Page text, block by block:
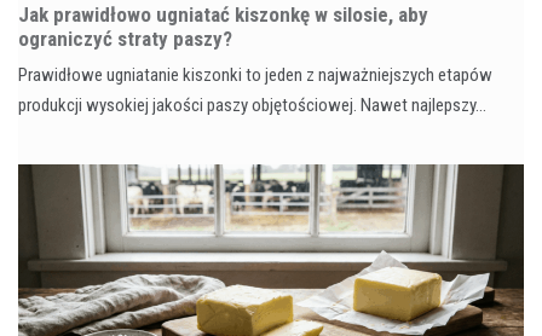
Jak prawidłowo ugniatać kiszonkę w silosie, aby
ograniczyć straty paszy?
Prawidłowe ugniatanie kiszonki to jeden z najważniejszych etapów
produkcji wysokiej jakości paszy objętościowej. Nawet najlepszy…